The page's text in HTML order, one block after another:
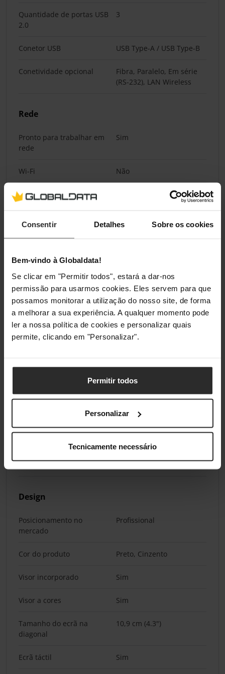
Consentir Detalhes Sobre os cookies
Bem-vindo à Globaldata!
Se clicar em "Permitir todos", estará a dar-nos
permissão para usarmos cookies. Eles servem para que
possamos monitorar a utilização do nosso site, de forma
a melhorar a sua experiência. A qualquer momento pode
ler a nossa política de cookies e personalizar quais
permite, clicando em "Personalizar".
Permitir todos
Personalizar
Tecnicamente necessário
Quantidade de portas USB
2.0
3
Conetor USB USB Type-A / USB Type-B
Conetividade opcional
Fibra, Paralelo, Em série
(RS-232), LAN Wireless
Rede
Pronto para trabalhar em
rede
Sim
Wi-Fi Não
Ethernet LAN
Taxa de transferência de
Desempenho
interna
Memória interna máxima 5120 MB
processador
processador
Design
Posicionamento no
mercado
Profissional
Cor do produto Preto, Cinzento
Visor incorporado Sim
Visor a cores Sim
Tamanho do ecrã na
diagonal
10,9 cm (4.3")
Ecrã táctil Sim